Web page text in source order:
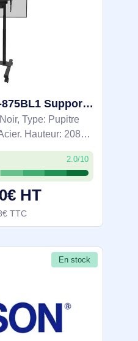
Neomounts FL55-875BL1 Support au sol mobile pour écran 55-100" - motorisé - TÜV
Type: Pupitre
Hauteur: 2088
Profondeur: 831
598 mm, Profondeur
du
2.0/10
HT
TTC
En stock